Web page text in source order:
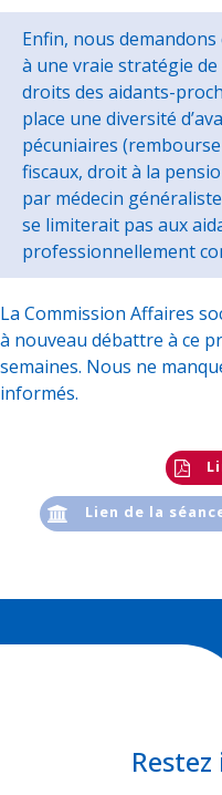
Enfin, nous
à une vraie stratégie
droits des aidants-
place une diversité
pécuniaires
fiscaux, droit à la
par médecin
se limiterait pas aux
professionnellement
La Commission Affaires
à nouveau débattre à ce
semaines. Nous ne
informés.
Lien de la